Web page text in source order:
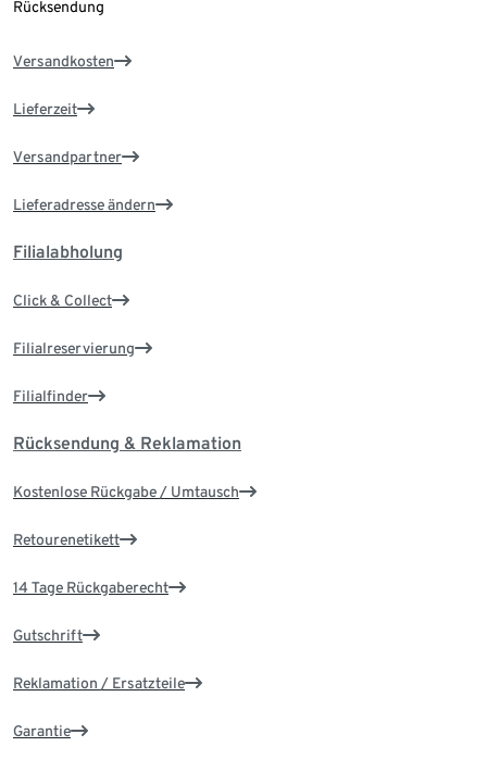
Rücksendung
Versandkosten
Lieferzeit
Versandpartner
Lieferadresse ändern
Filialabholung
Click & Collect
Filialreservierung
Filialfinder
Rücksendung & Reklamation
Kostenlose Rückgabe / Umtausch
Retourenetikett
14 Tage Rückgaberecht
Gutschrift
Reklamation / Ersatzteile
Garantie